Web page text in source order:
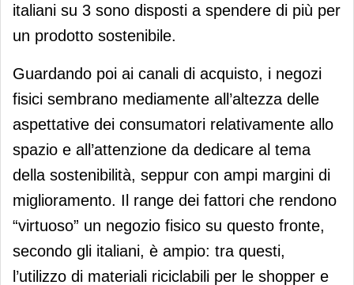
italiani su 3 sono disposti a spendere di più per
un prodotto sostenibile.
Guardando poi ai canali di acquisto, i negozi
fisici sembrano mediamente all’altezza delle
aspettative dei consumatori relativamente allo
spazio e all’attenzione da dedicare al tema
della sostenibilità, seppur con ampi margini di
miglioramento. Il range dei fattori che rendono
“virtuoso” un negozio fisico su questo fronte,
secondo gli italiani, è ampio: tra questi,
l’utilizzo di materiali riciclabili per le shopper e